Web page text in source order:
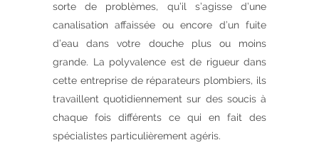
sorte de problèmes, qu’il s’agisse d’une
canalisation affaissée ou encore d’un fuite
d’eau dans votre douche plus ou moins
grande. La polyvalence est de rigueur dans
cette entreprise de réparateurs plombiers, ils
travaillent quotidiennement sur des soucis à
chaque fois différents ce qui en fait des
spécialistes particulièrement agéris.